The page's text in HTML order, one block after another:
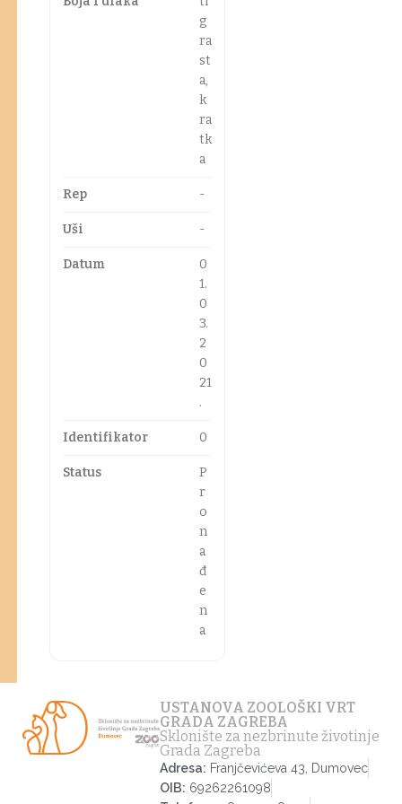
g
ra
st
a,
k
ra
tk
a
Rep -
Uši -
Datum
0
1.
0
3.
2
0
21
.
Identifikator 0
Status
P
r
o
n
a
đ
e
n
a
USTANOVA ZOOLOŠKI VRT
GRADA ZAGREBA
Sklonište za nezbrinute životinje
Grada Zagreba
Adresa: Franjčevićeva 43, Dumovec
OIB: 69262261098